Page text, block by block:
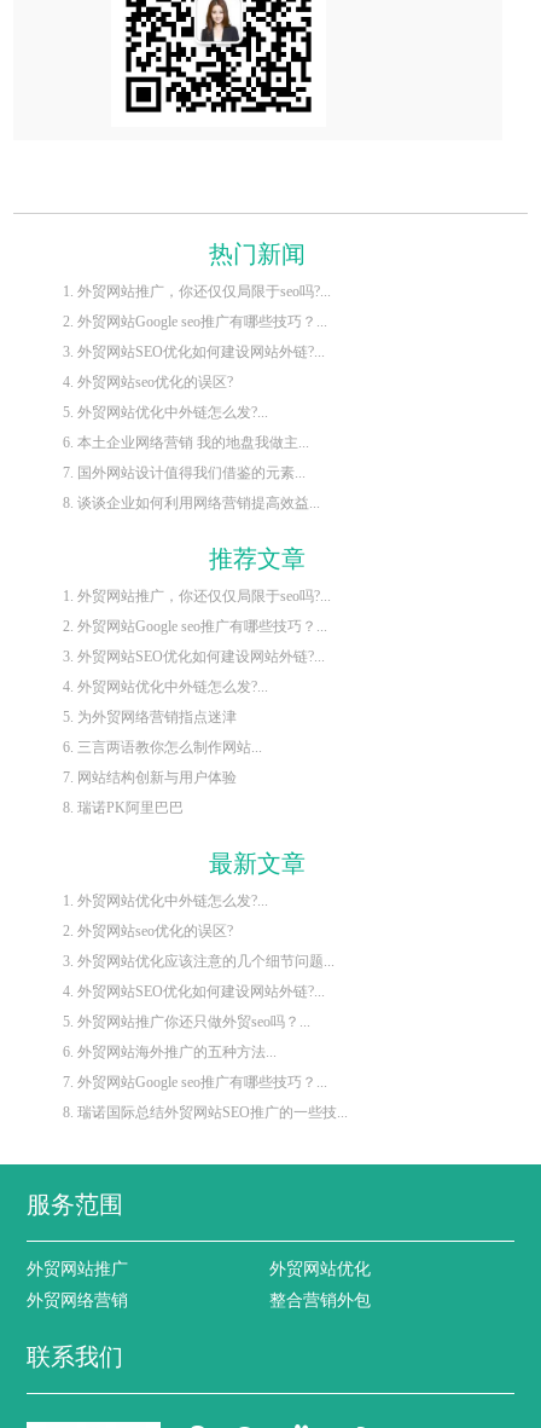
热门新闻
1. 外贸网站推广，你还仅仅局限于seo吗?...
2. 外贸网站Google seo推广有哪些技巧？...
3. 外贸网站SEO优化如何建设网站外链?...
4. 外贸网站seo优化的误区?
5. 外贸网站优化中外链怎么发?...
6. 本土企业网络营销 我的地盘我做主...
7. 国外网站设计值得我们借鉴的元素...
8. 谈谈企业如何利用网络营销提高效益...
推荐文章
1. 外贸网站推广，你还仅仅局限于seo吗?...
2. 外贸网站Google seo推广有哪些技巧？...
3. 外贸网站SEO优化如何建设网站外链?...
4. 外贸网站优化中外链怎么发?...
5. 为外贸网络营销指点迷津
6. 三言两语教你怎么制作网站...
7. 网站结构创新与用户体验
8. 瑞诺PK阿里巴巴
最新文章
1. 外贸网站优化中外链怎么发?...
2. 外贸网站seo优化的误区?
3. 外贸网站优化应该注意的几个细节问题...
4. 外贸网站SEO优化如何建设网站外链?...
5. 外贸网站推广你还只做外贸seo吗？...
6. 外贸网站海外推广的五种方法...
7. 外贸网站Google seo推广有哪些技巧？...
8. 瑞诺国际总结外贸网站SEO推广的一些技...
服务范围
外贸网站推广
外贸网站优化
外贸网络营销
整合营销外包
联系我们